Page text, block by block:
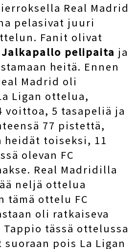
Real Madrid
pelasivat juuri
Fanit olivat
Jalkapallo pelipaita ja
heitä. Ennen
Madrid oli
Ligan ottelua,
voittoa, 5 tasapeliä ja
77 pistettä,
heidät toiseksi, 11
olevan FC
Real Madridilla
neljä ottelua
tämä ottelu FC
​​oli ratkaiseva
Tappio tässä ottelussa
pois La Ligan